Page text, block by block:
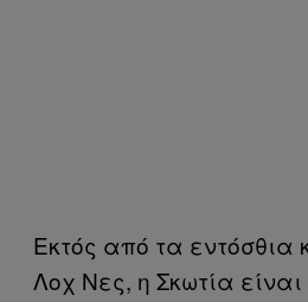
Εκτός από τα εντόσθια
Λοχ Νες, η Σκωτία